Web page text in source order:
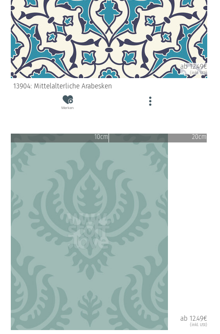
ab 12.49€
(inkl. USt)
13904: Mittelalterliche Arabesken
Merken
10cm 20cm
ab 12.49€
(inkl. USt)